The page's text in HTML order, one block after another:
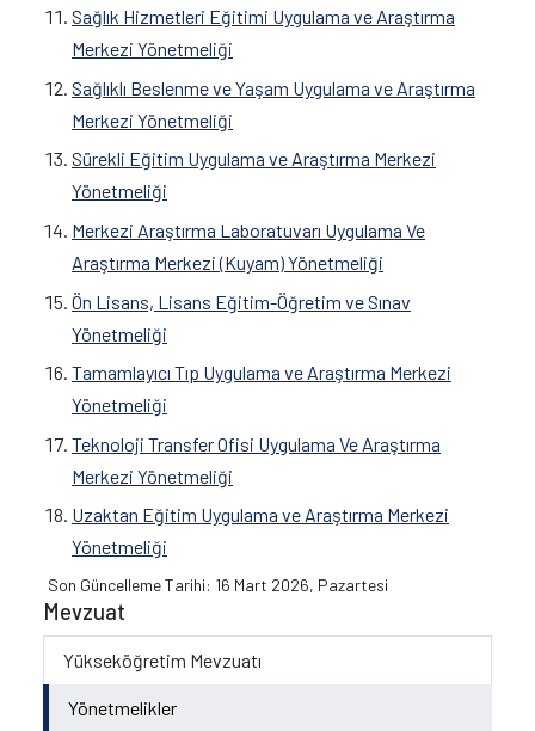
Sağlık Hizmetleri Eğitimi Uygulama ve Araştırma
Merkezi Yönetmeliği
Sağlıklı Beslenme ve Yaşam Uygulama ve Araştırma
Merkezi Yönetmeliği
Sürekli Eğitim Uygulama ve Araştırma Merkezi
Yönetmeliği
Merkezi Araştırma Laboratuvarı Uygulama Ve
Araştırma Merkezi (Kuyam) Yönetmeliği
Ön Lisans, Lisans Eğitim-Öğretim ve Sınav
Yönetmeliği
Tamamlayıcı Tıp Uygulama ve Araştırma Merkezi
Yönetmeliği
Teknoloji Transfer Ofisi Uygulama Ve Araştırma
Merkezi Yönetmeliği
Uzaktan Eğitim Uygulama ve Araştırma Merkezi
Yönetmeliği
Son Güncelleme Tarihi: 16 Mart 2026, Pazartesi
Mevzuat
Yükseköğretim Mevzuatı
Yönetmelikler